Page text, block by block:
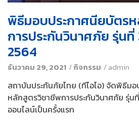
พิธีมอบประกาศนียบัตร
การประกันวินาศภัย รุ่น
2564
ธันวาคม 29, 2021 /กิจกรรม /admin
สถาบันประกันภัยไทย (ทีไอไอ) จัดพิธีม
หลักสูตรวิชาชีพการประกันวินาศภัย รุ่น
ออนไลน์เป็นครั้งแรก